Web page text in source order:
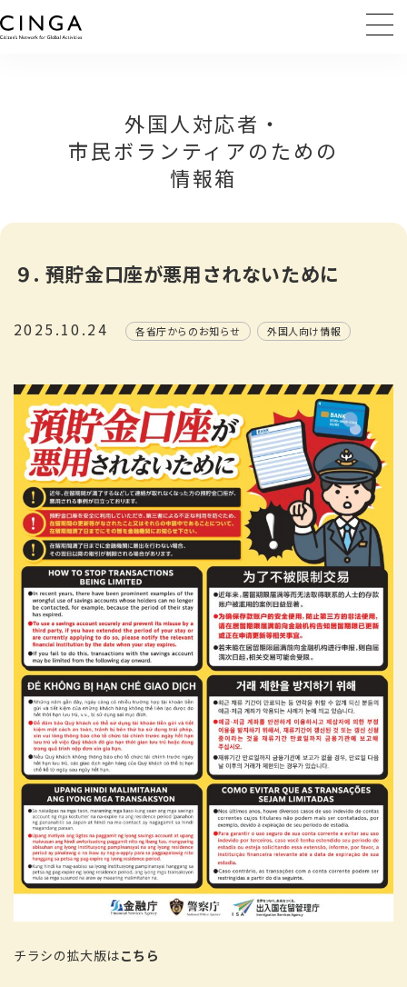
外国人対応者・
市民ボランティアのための
情報箱
９. 預貯金口座が悪用されないために
2025.10.24 各省庁からのお知らせ 外国人向け情報
チラシの拡大版はこちら